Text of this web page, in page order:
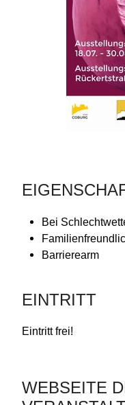
Bei
Barrierearm
EINTRITT
Eintritt frei!
WEBSEITE